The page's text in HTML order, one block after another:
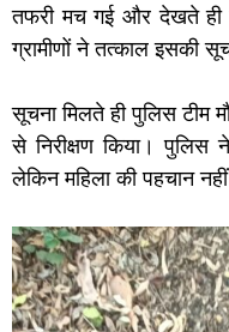
तफरी मच गई और देखते ही
ग्रामीणों ने तत्काल इसकी
सूचना मिलते ही पुलिस टीम
से निरीक्षण किया।
लेकिन महिला की पहचान